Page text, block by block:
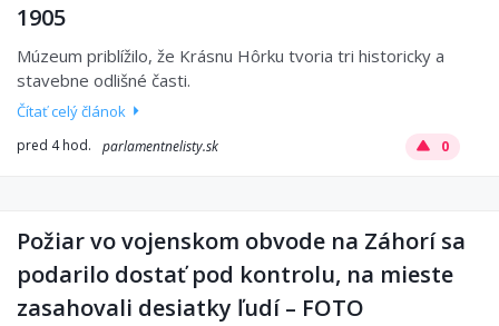
1905
Múzeum priblížilo, že Krásnu Hôrku tvoria tri historicky a
stavebne odlišné časti.
Čítať celý článok
pred 4 hod. parlamentnelisty.sk 0
Požiar vo vojenskom obvode na Záhorí sa
podarilo dostať pod kontrolu, na mieste
zasahovali desiatky ľudí – FOTO